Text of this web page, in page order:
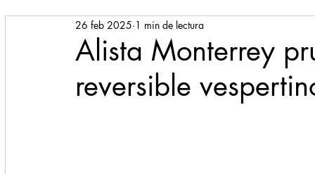
Santa Catarina San Pedro Garza Garcia
Espectaculos Clima Principal Salud
Alista Monterrey
reversible
26 feb 2025 1 min de lectura